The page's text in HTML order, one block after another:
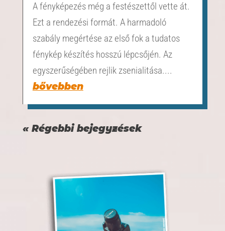
A fényképezés még a festészettől vette át.
Ezt a rendezési formát. A harmadoló
szabály megértése az első fok a tudatos
fénykép készítés hosszú lépcsőjén. Az
egyszerűségében rejlik zsenialitása....
bővebben
« Régebbi bejegyzések